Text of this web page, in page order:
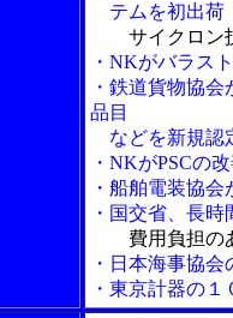
テムを初出荷
サイクロン
・NKがバラス
・鉄道貨物協
品目
などを新規認
・NKがPSCの
・船舶電装協
・国交省、長
費用負担の
・日本海事協
・東京計器の